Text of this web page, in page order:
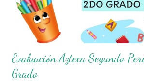
Evaluación Azteca Segundo
Grado